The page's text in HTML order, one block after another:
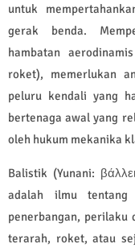
untuk
gerak benda.
hambatan
roket), memerlukan
peluru kendali yang
bertenaga awal yang
oleh hukum mekanika
Balistik (Yunani:
adalah ilmu tentang
penerbangan, perilaku
terarah, roket, atau